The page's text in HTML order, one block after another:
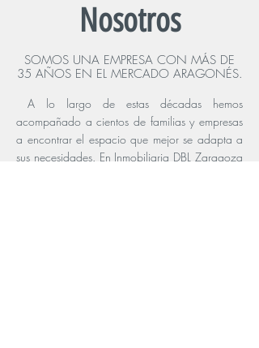
Nosotros
SOMOS UNA EMPRESA CON MÁS DE
35 AÑOS EN EL MERCADO ARAGONÉS.
A lo largo de estas décadas hemos
acompañado a cientos de familias y empresas
a encontrar el espacio que mejor se adapta a
sus necesidades. En Inmobiliaria DBL Zaragoza